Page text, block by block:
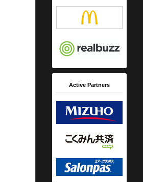
Active Partners